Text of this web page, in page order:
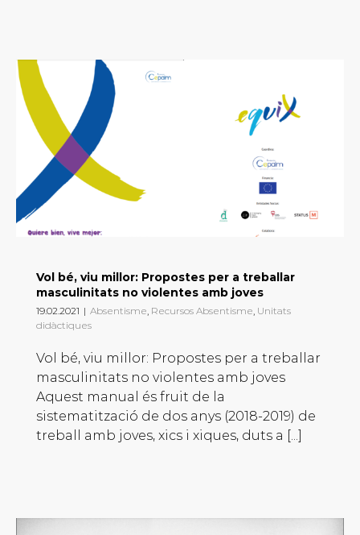
Vol bé, viu millor: Propostes per a treballar
masculinitats no violentes amb joves
19.02.2021 | Absentisme, Recursos Absentisme, Unitats
didàctiques
Vol bé, viu millor: Propostes per a treballar
masculinitats no violentes amb joves
Aquest manual és fruit de la
sistematització de dos anys (2018-2019) de
treball amb joves, xics i xiques, duts a [...]